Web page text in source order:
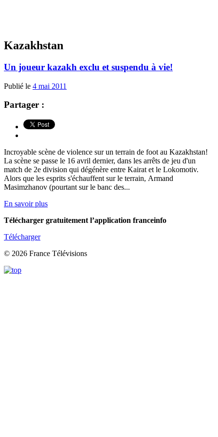
Kazakhstan
Un joueur kazakh exclu et suspendu à vie!
Publié le 4 mai 2011
Partager :
Incroyable scène de violence sur un terrain de foot au Kazakhstan!
La scène se passe le 16 avril dernier, dans les arrêts de jeu d'un
match de 2e division qui dégénère entre Kairat et le Lokomotiv.
Alors que les esprits s'échauffent sur le terrain, Armand
Masimzhanov (pourtant sur le banc des...
En savoir plus
Télécharger gratuitement l’application franceinfo
Télécharger
© 2026 France Télévisions